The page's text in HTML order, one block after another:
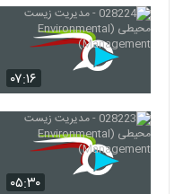
۵۵۶ بازدید
237
(Complex Engineered Systems)
۰۷:۱۶
۰۵:۳۰